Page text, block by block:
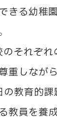
きる幼稚
のそれぞ
重しなが
の教育的
教員を養